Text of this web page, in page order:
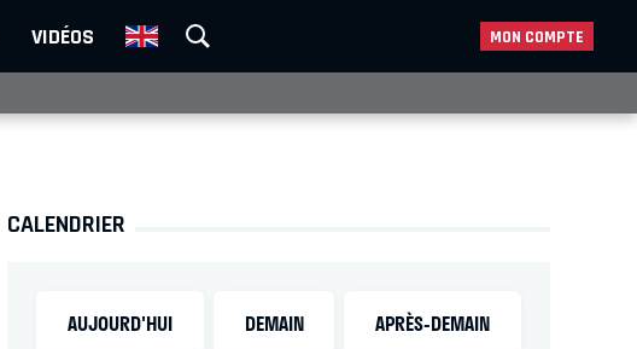
VIDÉOS MON COMPTE
CALENDRIER
AUJOURD'HUI DEMAIN APRÈS-DEMAIN